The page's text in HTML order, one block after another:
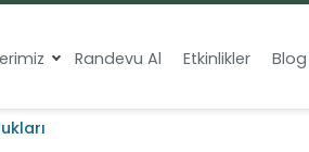
Randevu Al Etkinlikler Blog